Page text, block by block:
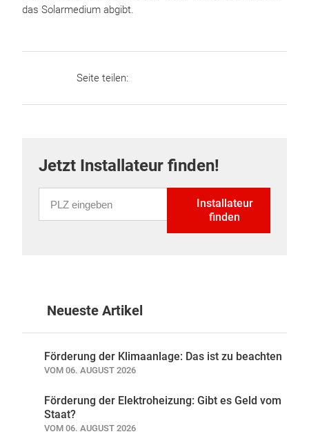
das Solarmedium abgibt.
Seite teilen:
Jetzt Installateur finden!
Installateur
finden
Neueste Artikel
Förderung der Klimaanlage: Das ist zu beachten
VOM 06. AUGUST 2026
Förderung der Elektroheizung: Gibt es Geld vom
Staat?
VOM 06. AUGUST 2026